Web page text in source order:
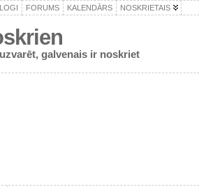
FORUMS KALENDĀRS NOSKRIETAIS
galvenais ir noskriet